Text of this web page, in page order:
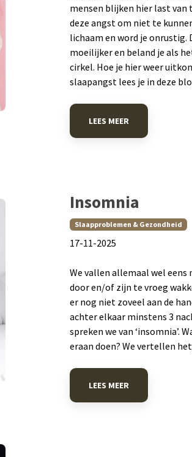
mensen blijken hier last van
deze angst om niet te
lichaam en word je
moeilijker en beland je als
cirkel. Hoe je hier weer
slaapangst lees je in deze
LEES MEER
Insomnia
Slaapproblemen & Gezondheid
​17-11-2025
We vallen allemaal wel
door en/of zijn te vroeg
er nog niet zoveel aan de
achter elkaar minstens 3
spreken we van ‘insomnia’.
eraan doen? We vertellen
LEES MEER